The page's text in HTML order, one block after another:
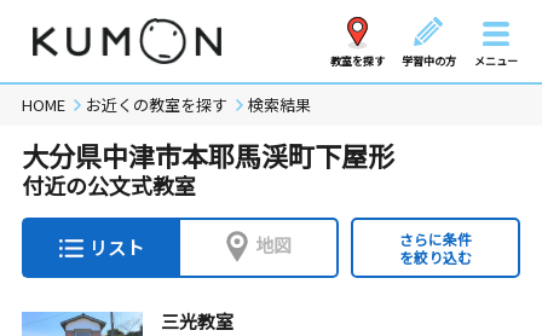
教室を探す 学習中の方 メニュー
HOME お近くの教室を探す 検索結果
大分県中津市本耶馬渓町下屋形
付近の公文式教室
リスト 地図
さらに条件
を絞り込む
三光教室